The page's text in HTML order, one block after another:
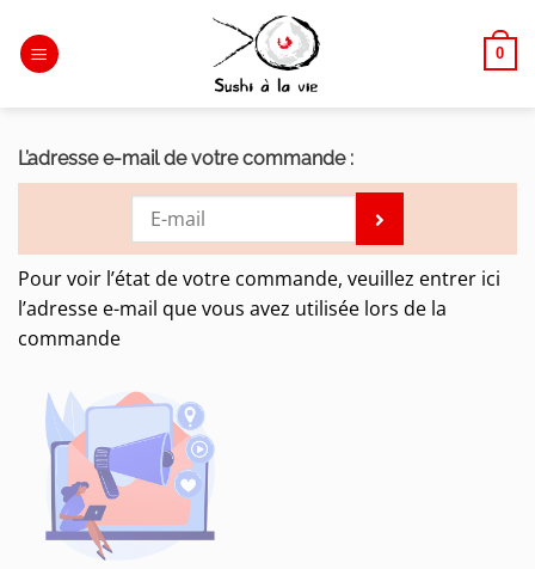
au
contenu
0
L’adresse e-mail de votre commande :
Pour voir l’état de votre commande, veuillez entrer ici
l’adresse e-mail que vous avez utilisée lors de la
commande